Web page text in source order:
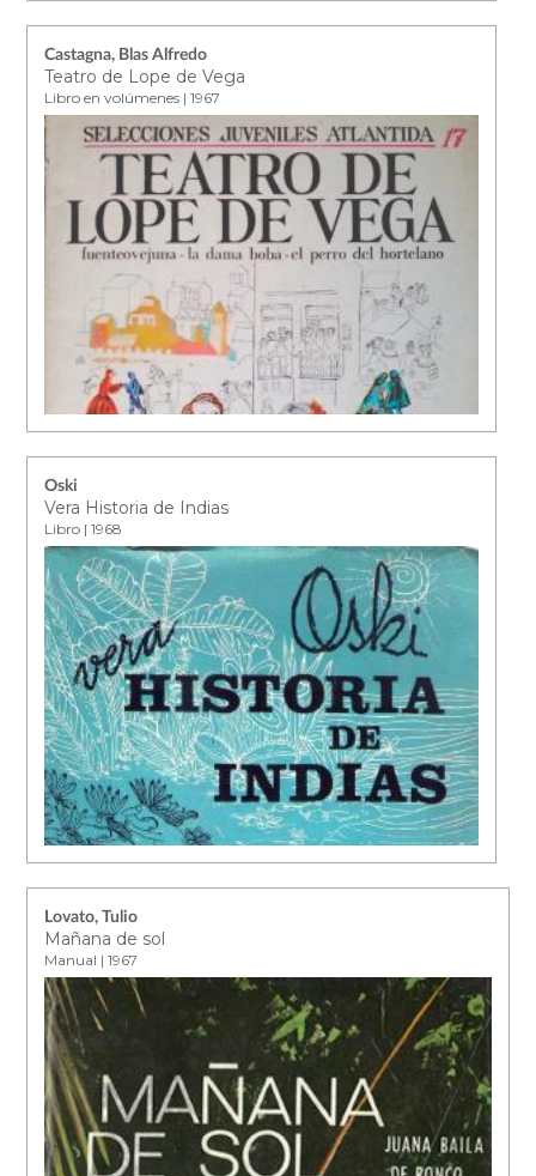
Castagna, Blas Alfredo
Teatro de Lope de Vega
Libro en volúmenes | 1967
Oski
Vera Historia de Indias
Libro | 1968
Lovato, Tulio
Mañana de sol
Manual | 1967